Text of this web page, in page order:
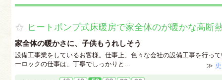
ヒートポンプ式床暖房で家全体のが暖かな高断
家全体の暖かさに、子供もうれしそう
設備工事業をしているお客様。仕事上、色々な会社の設備工事を行っ
ーロックの仕事は、丁寧でしっかりと...
≫